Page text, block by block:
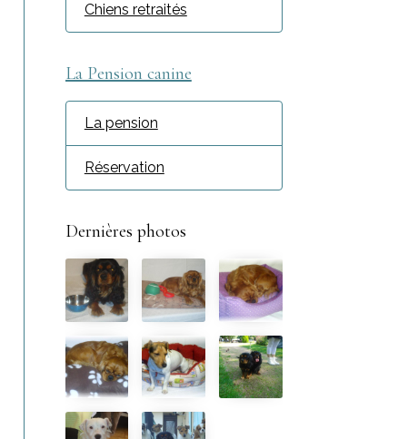
Chiens retraités
La Pension canine
La pension
Réservation
Dernières photos